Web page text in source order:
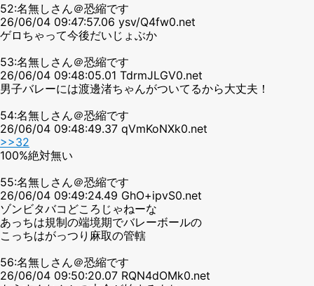
52:名無しさん＠恐縮です
26/06/04 09:47:57.06 ysv/Q4fw0.net
ゲロちゃって今後だいじょぶか
53:名無しさん＠恐縮です
26/06/04 09:48:05.01 TdrmJLGV0.net
男子バレーには渡邊渚ちゃんがついてるから大丈夫！
54:名無しさん＠恐縮です
26/06/04 09:48:49.37 qVmKoNXk0.net
>>32
100%絶対無い
55:名無しさん＠恐縮です
26/06/04 09:49:24.49 GhO+ipvS0.net
ゾンビタバコどころじゃねーな
あっちは規制の端境期でバレーボールの
こっちはがっつり麻取の管轄
56:名無しさん＠恐縮です
26/06/04 09:50:20.07 RQN4dOMk0.net